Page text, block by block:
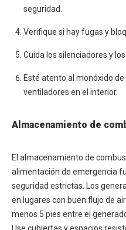
seguridad.
Verifique si hay fugas y
Cuida los silenciadores y
Esté atento al monóxido
ventiladores en el interior.
Almacenamiento de
El almacenamiento de
alimentación de emergencia
seguridad estrictas. Los
en lugares con buen flujo de
menos 5 pies entre el
Use cubiertas y espacios